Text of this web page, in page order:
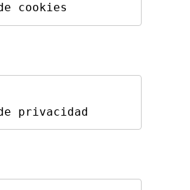
cookies
privacidad